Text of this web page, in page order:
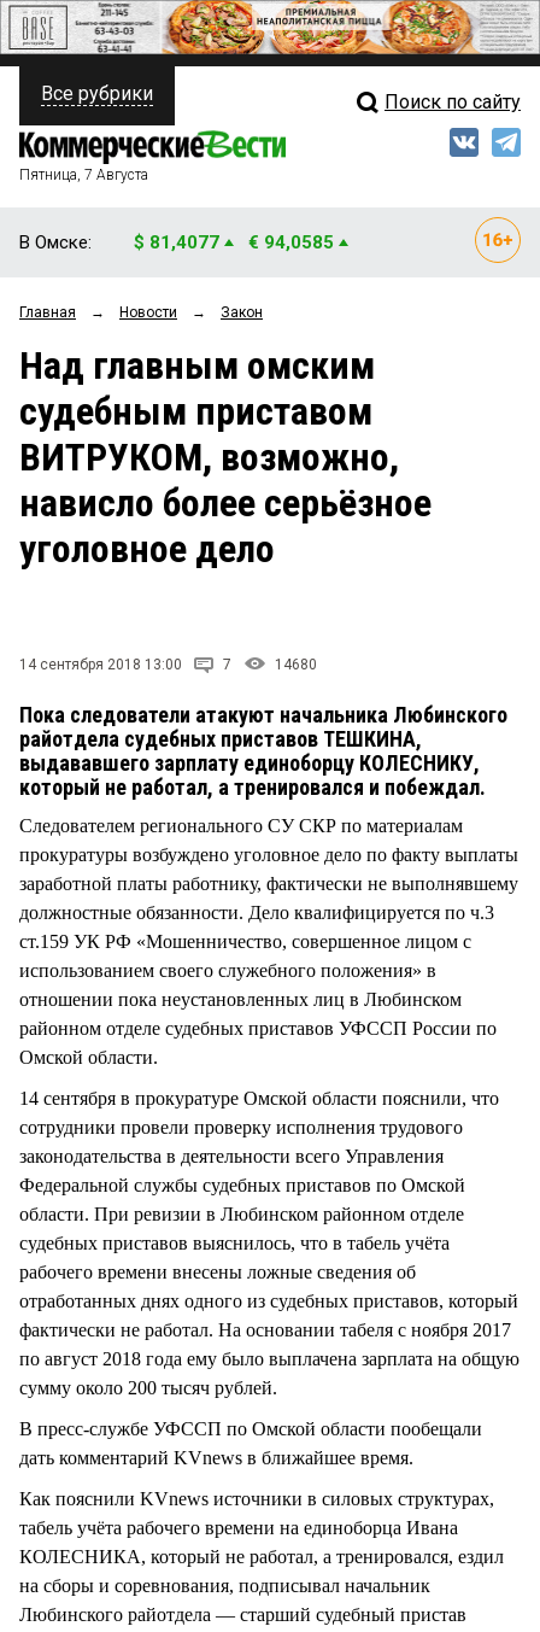
ПОЛИТИКА
ФИНАНСЫ
ОБЩЕСТВО
ЗАКОН
НОВОСТИ КОМПАНИЙ
ПРОИСШЕСТВИЯ
СТИЛЬ ЖИЗНИ
Свежий выпуск
Рейтинги
Блоги
Архив
Все рубрики Поиск по сайту
Пятница, 7 Августа
В Омске: $ 81,4077 € 94,0585
Главная → Новости → Закон
Над главным омским
судебным приставом
ВИТРУКОМ, возможно,
нависло более серьёзное
уголовное дело
14 сентября 2018 13:00 7 14680
Пока следователи атакуют начальника Любинского
райотдела судебных приставов ТЕШКИНА,
выдававшего зарплату единоборцу КОЛЕСНИКУ,
который не работал, а тренировался и побеждал.
Следователем регионального СУ СКР по материалам
прокуратуры возбуждено уголовное дело по факту выплаты
заработной платы работнику, фактически не выполнявшему
должностные обязанности. Дело квалифицируется по ч.3
ст.159 УК РФ «Мошенничество, совершенное лицом с
использованием своего служебного положения» в
отношении пока неустановленных лиц в Любинском
районном отделе судебных приставов УФССП России по
Омской области.
14 сентября в прокуратуре Омской области пояснили, что
сотрудники провели проверку исполнения трудового
законодательства в деятельности всего Управления
Федеральной службы судебных приставов по Омской
области. При ревизии в Любинском районном отделе
судебных приставов выяснилось, что в табель учёта
рабочего времени внесены ложные сведения об
отработанных днях одного из судебных приставов, который
фактически не работал. На основании табеля с ноября 2017
по август 2018 года ему было выплачена зарплата на общую
сумму около 200 тысяч рублей.
В пресс-службе УФССП по Омской области пообещали
дать комментарий KVnews в ближайшее время.
Как пояснили KVnews источники в силовых структурах,
табель учёта рабочего времени на единоборца Ивана
КОЛЕСНИКА, который не работал, а тренировался, ездил
на сборы и соревнования, подписывал начальник
Любинского райотдела — старший судебный пристав